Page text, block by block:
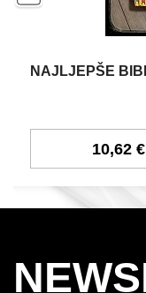
NAJLJEPŠE
10,62 €